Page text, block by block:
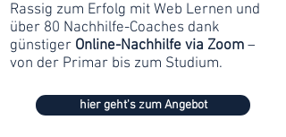
Rassig zum Erfolg mit Web Lernen und
über 80 Nachhilfe-Coaches dank
günstiger Online-Nachhilfe via Zoom –
von der Primar bis zum Studium.
hier geht's zum Angebot